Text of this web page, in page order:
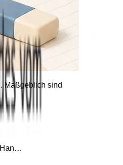
Maßgeblich sind
Han…